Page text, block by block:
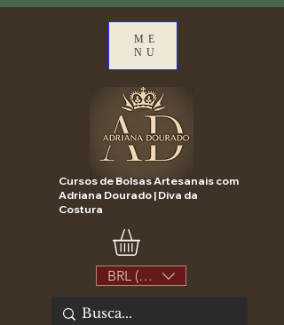
ME
NU
Cursos de Bolsas Artesanais com
Adriana Dourado | Diva da
Costura
BRL (R$)